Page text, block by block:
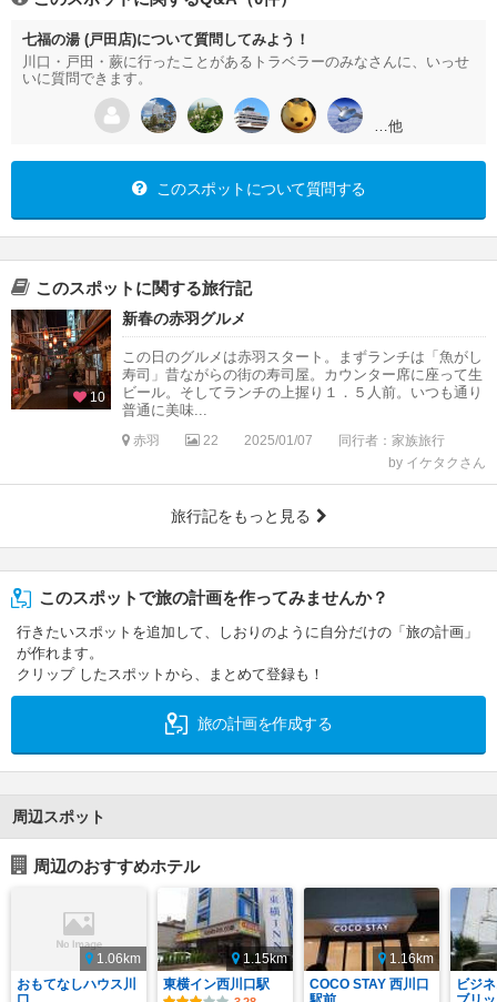
七福の湯 (戸田店)について質問してみよう！
川口・戸田・蕨に行ったことがあるトラベラーのみなさんに、いっせ
いに質問できます。
…他
このスポットについて質問する
このスポットに関する旅行記
10
新春の赤羽グルメ
この日のグルメは赤羽スタート。まずランチは「魚がし
寿司」昔ながらの街の寿司屋。カウンター席に座って生
ビール。そしてランチの上握り１．５人前。いつも通り
普通に美味...
赤羽 22 2025/01/07
同行者：家族旅行
by イケタクさん
旅行記をもっと見る
このスポットで旅の計画を作ってみませんか？
行きたいスポットを追加して、しおりのように自分だけの「旅の計画」
が作れます。
クリップ したスポットから、まとめて登録も！
旅の計画を作成する
周辺スポット
周辺のおすすめホテル
1.06km
おもてなしハウス川
1.15km
東横イン西川口駅
1.16km
COCO STAY 西川口
ビジ